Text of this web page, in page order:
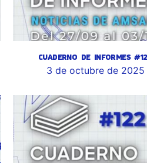
CUADERNO DE INFORMES
3 de octubre de 2025